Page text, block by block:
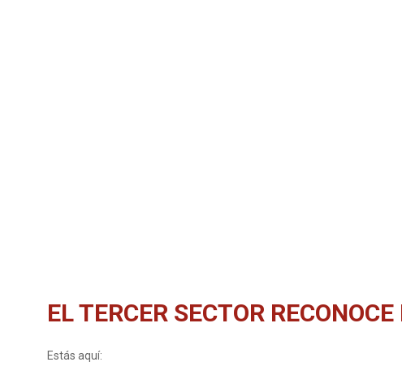
EL TERCER SECTOR
Estás aquí: